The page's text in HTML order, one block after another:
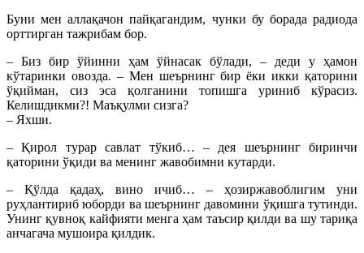
Буни мен аллақачон пайқагандим, чунки бу борада радиода
орттирган тажрибам бор.
– Биз бир ўйинни ҳам ўйнасак бўлади, – деди у ҳамон
кўтаринки овозда. – Мен шеърнинг бир ёки икки қаторини
ўқийман, сиз эса қолганини топишга уриниб кўрасиз.
Келишдикми?! Маъқулми сизга?
– Яхши.
– Қирол турар савлат тўкиб… – дея шеърнинг биринчи
қаторини ўқиди ва менинг жавобимни кутарди.
– Қўлда қадаҳ, вино ичиб… – ҳозиржавоблигим уни
руҳлантириб юборди ва шеърнинг давомини ўқишга тутинди.
Унинг қувноқ кайфияти менга ҳам таъсир қилди ва шу тариқа
анчагача мушоира қилдик.